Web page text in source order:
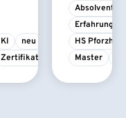
KI
neu
Zertifikatskurs
Absolvent/-
HS
Master